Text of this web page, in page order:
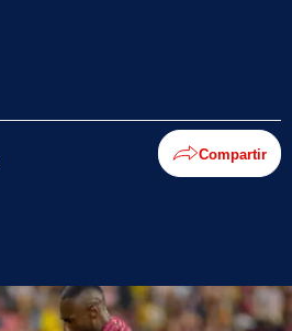
Compartir